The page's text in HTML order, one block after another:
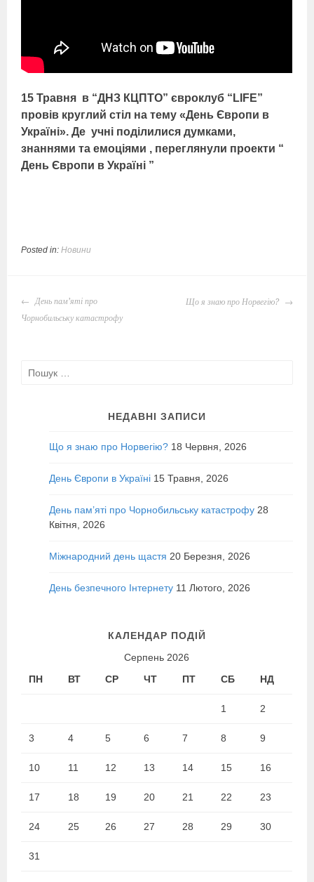
15 Травня в “ДНЗ КЦПТО” євроклуб “LIFE”
провів круглий стіл на тему «День Європи в
Україні». Де учні поділилися думками,
знаннями та емоціями , переглянули проекти “
День Європи в Україні ”
Posted in:Новини
POST
NAVIGATION
День пам’яті про
Чорнобильську катастрофу
Що я знаю про Норвегію?
Пошук:
НЕДАВНІ ЗАПИСИ
Що я знаю про Норвегію? 18 Червня, 2026
День Європи в Україні 15 Травня, 2026
День пам’яті про Чорнобильську катастрофу 28
Квітня, 2026
Міжнародний день щастя 20 Березня, 2026
День безпечного Інтернету 11 Лютого, 2026
КАЛЕНДАР ПОДІЙ
Серпень 2026
ПН
ВТ СР ЧТ ПТ СБ НД
1 2
3 4 5 6 7 8 9
10 11 12 13 14 15 16
17 18 19 20 21 22 23
24 25 26 27 28 29 30
31